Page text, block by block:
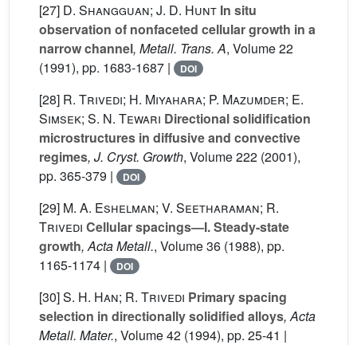
[27] D. Shangguan; J. D. Hunt In situ
observation of nonfaceted cellular growth in a
narrow channel, Metall. Trans. A, Volume 22
(1991), pp. 1683-1687 |
DOI
[28] R. Trivedi; H. Miyahara; P. Mazumder; E.
Simsek; S. N. Tewari Directional solidification
microstructures in diffusive and convective
regimes, J. Cryst. Growth, Volume 222 (2001),
pp. 365-379 |
DOI
[29] M. A. Eshelman; V. Seetharaman; R.
Trivedi Cellular spacings—I. Steady-state
growth, Acta Metall., Volume 36 (1988), pp.
1165-1174 |
DOI
[30]S. H. Han; R. Trivedi Primary spacing
selection in directionally solidified alloys, Acta
Metall. Mater., Volume 42 (1994), pp. 25-41 |